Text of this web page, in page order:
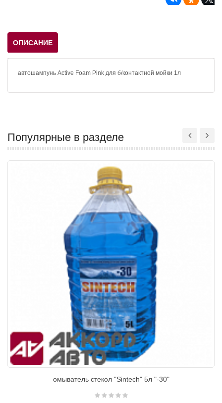
ОПИСАНИЕ
автошампунь Active Foam Pink для б/контактной мойки 1л
Популярные в разделе
омыватель стекол "Sintech" 5л "-30"